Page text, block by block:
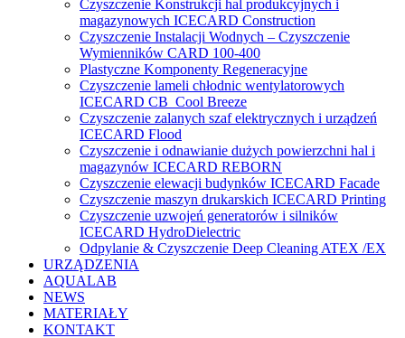
Czyszczenie Konstrukcji hal produkcyjnych i
magazynowych ICECARD Construction
Czyszczenie Instalacji Wodnych – Czyszczenie
Wymienników CARD 100-400
Plastyczne Komponenty Regeneracyjne
Czyszczenie lameli chłodnic wentylatorowych
ICECARD CB Cool Breeze
Czyszczenie zalanych szaf elektrycznych i urządzeń
ICECARD Flood
Czyszczenie i odnawianie dużych powierzchni hal i
magazynów ICECARD REBORN
Czyszczenie elewacji budynków ICECARD Facade
Czyszczenie maszyn drukarskich ICECARD Printing
Czyszczenie uzwojeń generatorów i silników
ICECARD HydroDielectric
Odpylanie & Czyszczenie Deep Cleaning ATEX /EX
URZĄDZENIA
AQUALAB
NEWS
MATERIAŁY
KONTAKT